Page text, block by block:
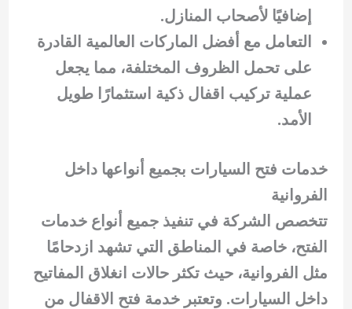
إضافيًا لأصحاب المنازل.
التعامل مع أفضل الماركات العالمية القادرة
على تحمل الظروف المختلفة، مما يجعل
عملية تركيب اقفال ذكية استثمارًا طويل
الأمد.
خدمات فتح السيارات بجميع أنواعها داخل
الفروانية
تتخصص الشركة في تنفيذ جميع أنواع خدمات
الفتح، خاصة في المناطق التي تشهد ازدحامًا
مثل الفروانية، حيث تكثر حالات انغلاق المفاتيح
داخل السيارات. وتعتبر خدمة فتح الاقفال من